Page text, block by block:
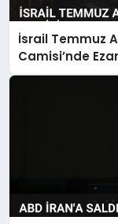
İsrail Temmuz
Camisi’nde